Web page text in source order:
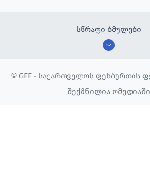
სწრაფი ბმულები
© GFF - საქართველოს ფეხბურთის
შექმნილია ომედიაში